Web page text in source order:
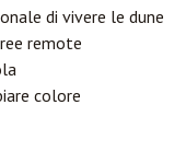
di vivere le dune
remote
colore